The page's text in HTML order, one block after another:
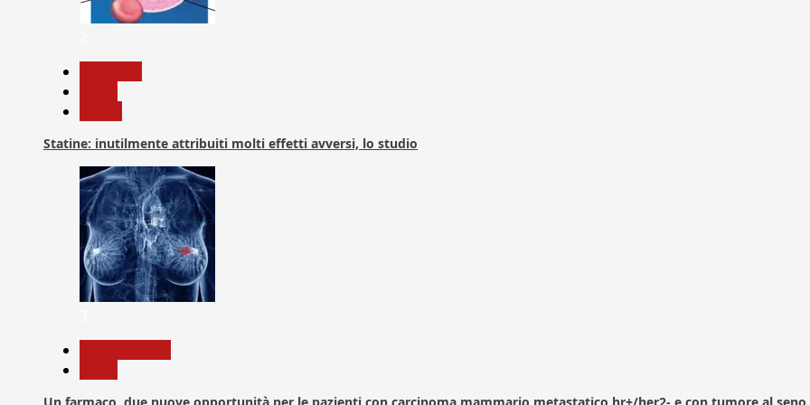
Statine: inutilmente attribuiti molti effetti avversi, lo studio